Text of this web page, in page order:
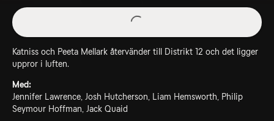
Katniss och Peeta Mellark återvänder till Distrikt 12 och det ligger
uppror i luften.
Med:
Jennifer Lawrence, Josh Hutcherson, Liam Hemsworth, Philip
Seymour Hoffman, Jack Quaid